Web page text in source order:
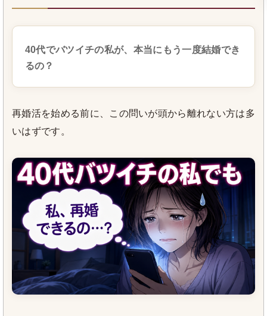
40代でバツイチの私が、本当にもう一度結婚でき
るの？
再婚活を始める前に、この問いが頭から離れない方は多
いはずです。